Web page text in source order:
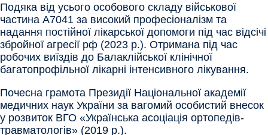
Подяка від усього особового складу військової
частина А7041 за високий професіоналізм та
надання постійної лікарської допомоги під час відсічі
збройної агресії рф (2023 р.). Отримана під час
робочих виїздів до Балаклійської клінічної
багатопрофільної лікарні інтенсивного лікування.
Почесна грамота Президії Національної академії
медичних наук України за вагомий особистий внесок
у розвиток ВГО «Українська асоціація ортопедів-
травматологів» (2019 р.).